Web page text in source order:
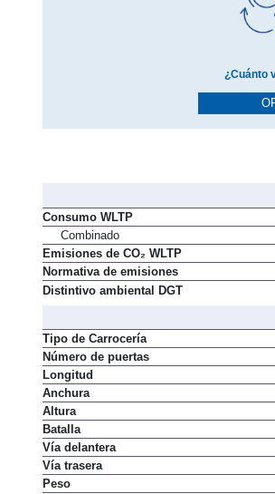
¿Cuánto
Consumo WLTP
Combinado
Emisiones de CO₂ WLTP
Normativa de emisiones
Distintivo ambiental DGT
Tipo de Carrocería
Número de puertas
Longitud
Anchura
Altura
Batalla
Vía delantera
Vía trasera
Peso